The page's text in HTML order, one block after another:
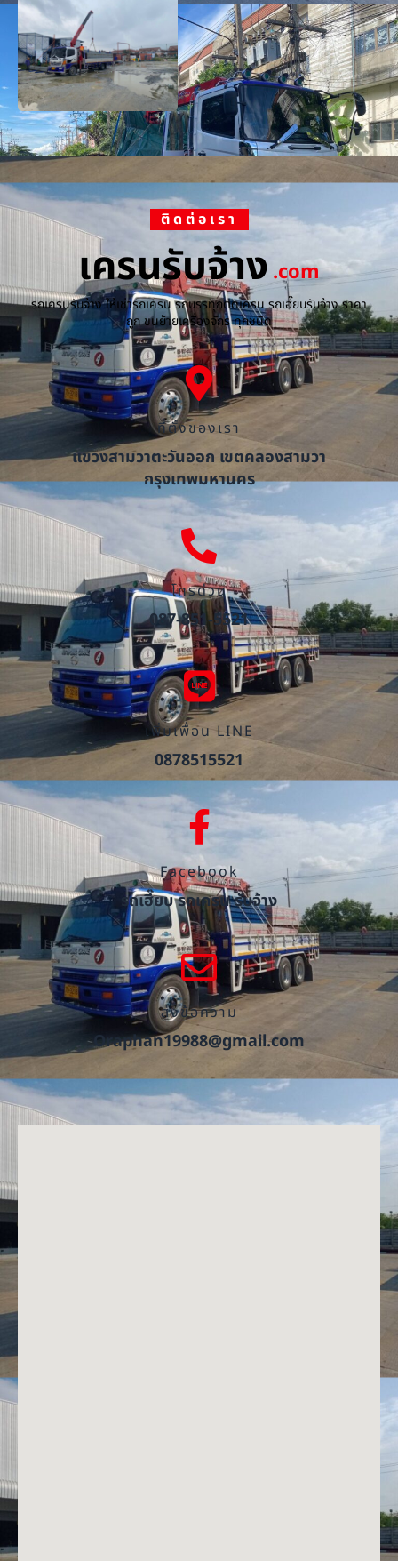
ติดต่อเรา
เครนรับจ้าง.com
รถเครนรับจ้าง ให้เช่ารถเครน รถบรรทุกติดเครน รถเฮี๊ยบรับจ้าง ราคา
ถูก ขนย้ายเครื่องจักร ทุกชนิด
ที่ตั้งของเรา
แขวงสามวาตะวันออก เขตคลองสามวา
กรุงเทพมหานคร
โทรด่วน
087-851-5521
เพิ่มเพื่อน LINE
0878515521
Facebook
รถเฮี๊ยบ รถเครน รับจ้าง
ส่งข้อความ
Oraphan19988@gmail.com